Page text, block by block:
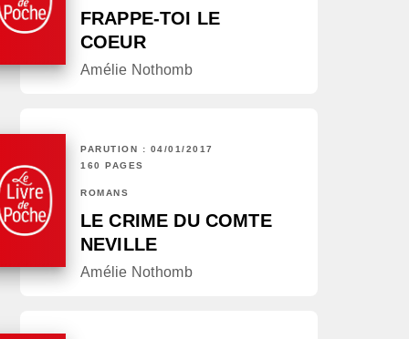
FRAPPE-TOI LE
COEUR
Amélie Nothomb
PARUTION : 04/01/2017
160 PAGES
ROMANS
LE CRIME DU COMTE
NEVILLE
Amélie Nothomb